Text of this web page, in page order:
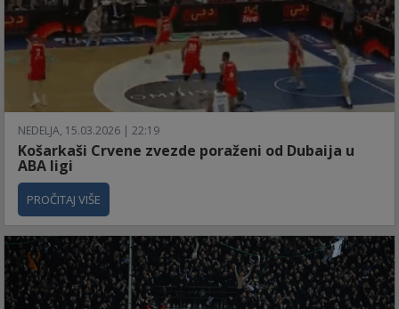
NEDELJA, 15.03.2026 | 22:19
Košarkaši Crvene zvezde poraženi od Dubaija u
ABA ligi
PROČITAJ VIŠE